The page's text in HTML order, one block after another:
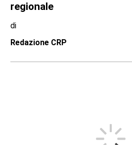
regionale
di
Redazione CRP